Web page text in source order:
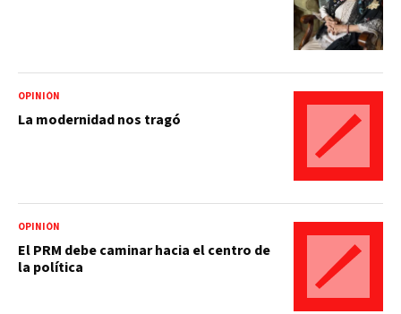
OPINIÓN
La modernidad nos tragó
OPINIÓN
El PRM debe caminar hacia el centro de
la política